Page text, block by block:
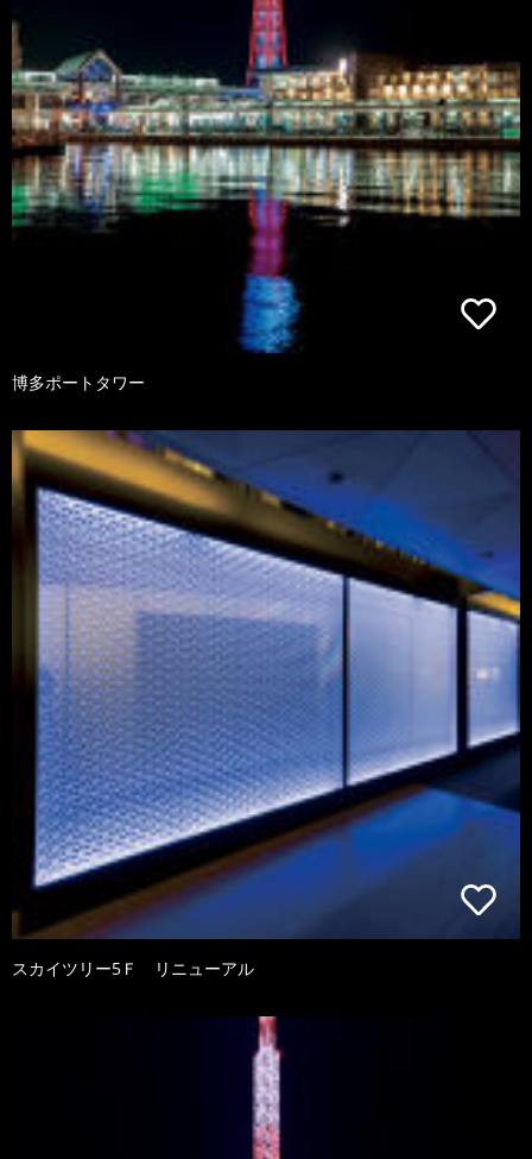
博多ポートタワー
スカイツリー5Ｆ リニューアル